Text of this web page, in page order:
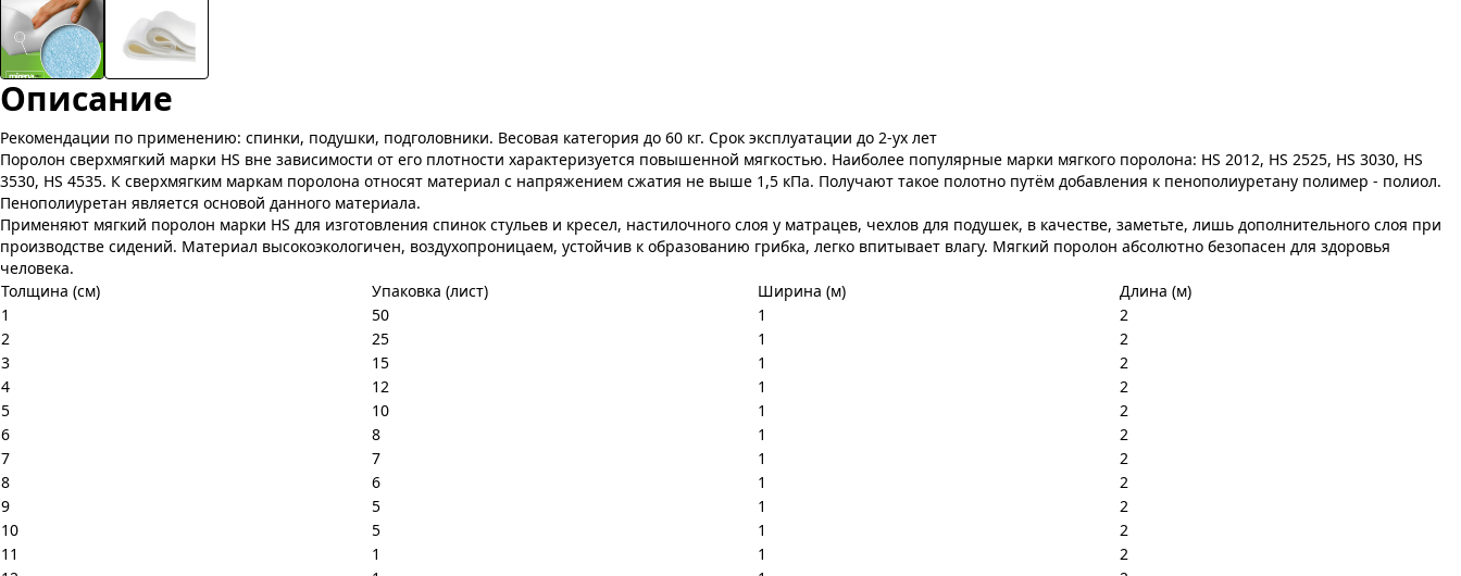
Описание
Рекомендации по применению: спинки, подушки, подголовники. Весовая категория до 60 кг. Срок эксплуатации до 2-ух лет
Поролон сверхмягкий марки HS вне зависимости от его плотности характеризуется повышенной мягкостью. Наиболее популярные марки мягкого поролона: HS 2012, HS 2525, HS 3030, НS
3530, HS 4535. К сверхмягким маркам поролона относят материал с напряжением сжатия не выше 1,5 кПа. Получают такое полотно путём добавления к пенополиуретану полимер - полиол.
Пенополиуретан является основой данного материала.
Применяют мягкий поролон марки HS для изготовления спинок стульев и кресел, настилочного слоя у матрацев, чехлов для подушек, в качестве, заметьте, лишь дополнительного слоя при
производстве сидений. Материал высокоэкологичен, воздухопроницаем, устойчив к образованию грибка, легко впитывает влагу. Мягкий поролон абсолютно безопасен для здоровья
человека.
Толщина (см)
Упаковка (лист) Ширина (м)
Длина (м)
1
50 1
2
2
25 1
2
3
15 1
2
4
12 1
2
5
10 1
2
6
8 1
2
7
7 1
2
8
6 1
2
9
5 1
2
10
5 1
2
11
1 1
2